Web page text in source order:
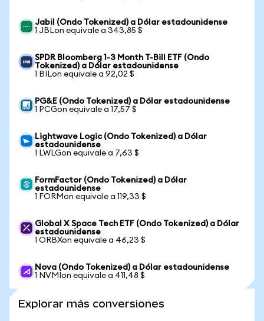
Jabil (Ondo Tokenized) a Dólar estadounidense
1 JBLon equivale a 343,85 $
SPDR Bloomberg 1-3 Month T-Bill ETF (Ondo
Tokenized) a Dólar estadounidense
1 BILon equivale a 92,02 $
PG&E (Ondo Tokenized) a Dólar estadounidense
1 PCGon equivale a 17,57 $
Lightwave Logic (Ondo Tokenized) a Dólar
estadounidense
1 LWLGon equivale a 7,63 $
FormFactor (Ondo Tokenized) a Dólar
estadounidense
1 FORMon equivale a 119,33 $
Global X Space Tech ETF (Ondo Tokenized) a Dólar
estadounidense
1 ORBXon equivale a 46,23 $
Nova (Ondo Tokenized) a Dólar estadounidense
1 NVMIon equivale a 411,48 $
Explorar más conversiones